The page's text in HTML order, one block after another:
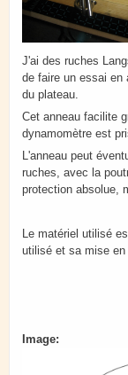
J'ai des ruches
de faire un essai en
du plateau.
Cet anneau facilite
dynamomètre est
L'anneau peut
ruches, avec la
protection absolue,
Le matériel utilisé
utilisé et sa mise
Image: